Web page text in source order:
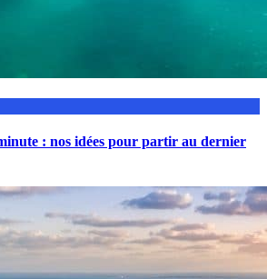
: nos idées pour partir au dernier